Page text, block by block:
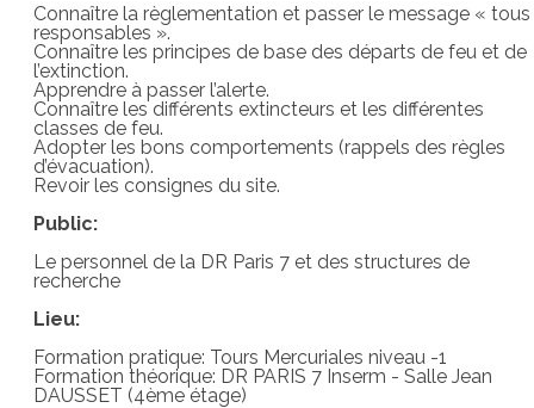
Connaître la règlementation et passer le message « tous
responsables ».
Connaître les principes de base des départs de feu et de
l’extinction.
Apprendre à passer l’alerte.
Connaître les différents extincteurs et les différentes
classes de feu.
Adopter les bons comportements (rappels des règles
d’évacuation).
Revoir les consignes du site.
Public:
Le personnel de la DR Paris 7 et des structures de
recherche
Lieu:
Formation pratique: Tours Mercuriales niveau -1
Formation théorique: DR PARIS 7 Inserm - Salle Jean
DAUSSET (4ème étage)